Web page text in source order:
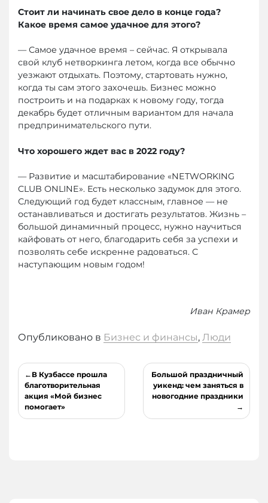
Стоит ли начинать свое дело в конце года?
Какое время самое удачное для этого?
— Самое удачное время – сейчас. Я открывала
свой клуб нетворкинга летом, когда все обычно
уезжают отдыхать. Поэтому, стартовать нужно,
когда ты сам этого захочешь. Бизнес можно
построить и на подарках к новому году, тогда
декабрь будет отличным вариантом для начала
предпринимательского пути.
Что хорошего ждет вас в 2022 году?
— Развитие и масштабирование «NETWORKING
CLUB ONLINE». Есть несколько задумок для этого.
Следующий год будет классным, главное — не
останавливаться и достигать результатов. Жизнь –
большой динамичный процесс, нужно научиться
кайфовать от него, благодарить себя за успехи и
позволять себе искренне радоваться. С
наступающим новым годом!
Иван Крамер
Опубликовано в Бизнес и финансы, Люди
Навигация
по
записям
В Кузбассе прошла
благотворительная
акция «Мой бизнес
помогает»
Большой праздничный
уикенд: чем заняться в
новогодние праздники